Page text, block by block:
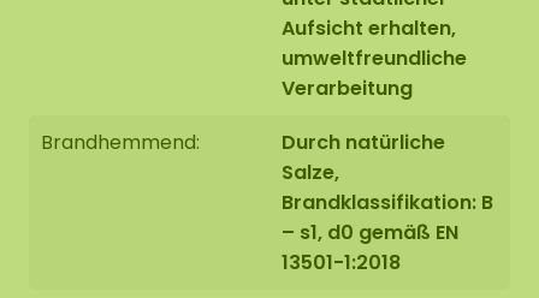
Aufsicht erhalten,
umweltfreundliche
Verarbeitung
Brandhemmend:
Durch natürliche
Salze,
Brandklassifikation: B
– s1, d0 gemäß EN
13501-1:2018